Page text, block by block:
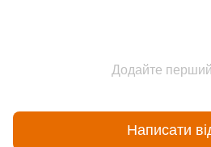
Додайте перший
Написати